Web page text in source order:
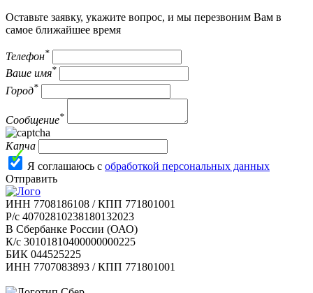
Оставьте заявку, укажите вопрос, и мы перезвоним Вам в
самое ближайшее время
Телефон*
Ваше имя*
Город*
Сообщение*
Капча
Я соглашаюсь с обработкой персональных данных
Отправить
ИНН 7708186108 / КПП 771801001
Р/с 40702810238180132023
В Сбербанке России (ОАО)
К/с 30101810400000000225
БИК 044525225
ИНН 7707083893 / КПП 771801001